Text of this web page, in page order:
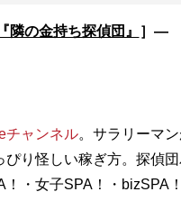
の金持ち探偵団』 ］―
チャンネル。サラリーマ
ぴり怪しい稼ぎ方。探偵
・女子SPA！・bizSPA